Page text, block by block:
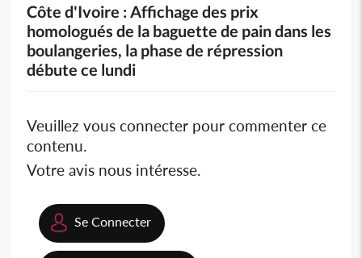
Côte d'Ivoire : Affichage des prix
homologués de la baguette de pain dans les
boulangeries, la phase de répression
débute ce lundi
Veuillez vous connecter pour commenter ce
contenu.
Votre avis nous intéresse.
Se Connecter